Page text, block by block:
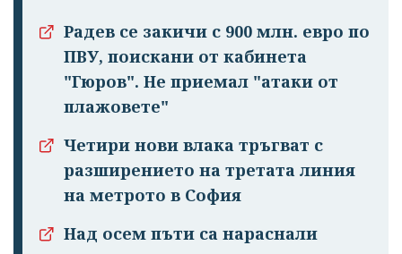
Радев се закичи с 900 млн. евро по
ПВУ, поискани от кабинета
"Гюров". Не приемал "атаки от
плажовете"
Четири нови влака тръгват с
разширението на третата линия
на метрото в София
Над осем пъти са нараснали